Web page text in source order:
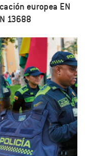
europea EN
13688